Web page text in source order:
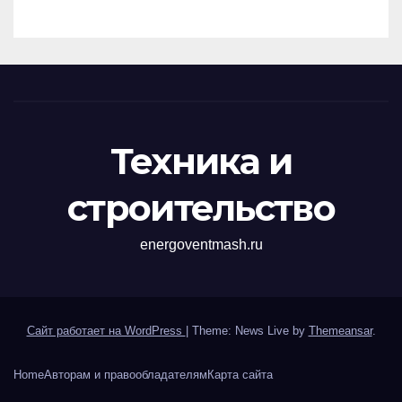
Техника и
строительство
energoventmash.ru
Сайт работает на WordPress Theme: News Live by Themeansar.
HomeАвторам и правообладателямКарта сайта